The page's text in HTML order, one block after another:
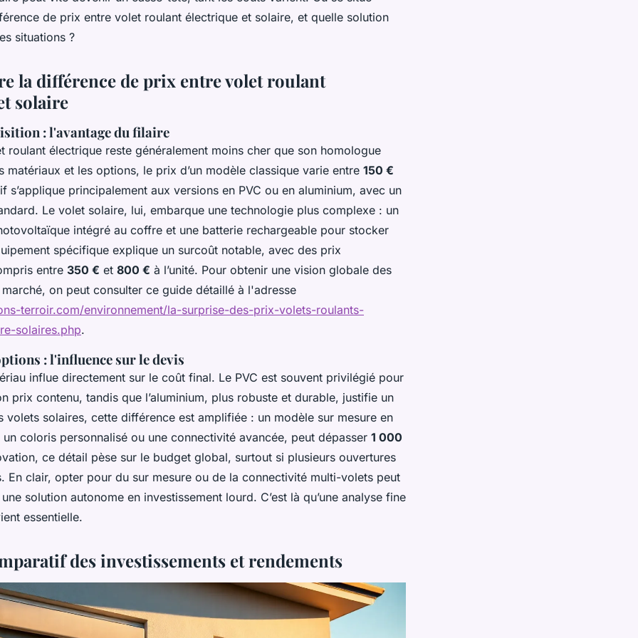
de prix entre volet roulant électrique et solaire, et quelle solution
situations ?
la différence de prix entre volet roulant
solaire
: l'avantage du filaire
roulant électrique reste généralement moins cher que son homologue
matériaux et les options, le prix d’un modèle classique varie entre 150 €
s’applique principalement aux versions en PVC ou en aluminium, avec un
Le volet solaire, lui, embarque une technologie plus complexe : un
intégré au coffre et une batterie rechargeable pour stocker
spécifique explique un surcoût notable, avec des prix
entre 350 € et 800 € à l’unité. Pour obtenir une vision globale des
on peut consulter ce guide détaillé à l'adresse
terroir.com/environnement/la-surprise-des-prix-volets-roulants-
solaires.php.
: l'influence sur le devis
influe directement sur le coût final. Le PVC est souvent privilégié pour
prix contenu, tandis que l’aluminium, plus robuste et durable, justifie un
volets solaires, cette différence est amplifiée : un modèle sur mesure en
coloris personnalisé ou une connectivité avancée, peut dépasser 1 000
ce détail pèse sur le budget global, surtout si plusieurs ouvertures
En clair, opter pour du sur mesure ou de la connectivité multi-volets peut
solution autonome en investissement lourd. C’est là qu’une analyse fine
essentielle.
des investissements et rendements